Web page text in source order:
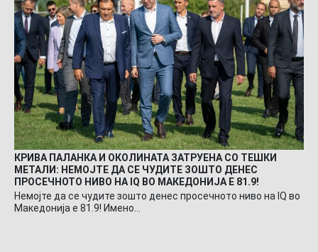
КРИВА ПАЛАНКА И ОКОЛИНАТА ЗАТРУЕНА СО ТЕШКИ
МЕТАЛИ: НЕМОЈТЕ ДА СЕ ЧУДИТЕ ЗОШТО ДЕНЕС
ПРОСЕЧНОТО НИВО НА IQ ВО МАКЕДОНИЈА Е 81.9!
Немојте да се чудите зошто денес просечното ниво на IQ во
Македонија е 81.9! Имено…